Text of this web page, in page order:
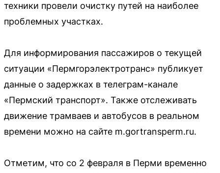
техники провели очистку путей на наиболее
проблемных участках.
Для информирования пассажиров о текущей
ситуации «Пермгорэлектротранс» публикует
данные о задержках в телеграм-канале
«Пермский транспорт». Также отслеживать
движение трамваев и автобусов в реальном
времени можно на сайте m.gortransperm.ru.
Отметим, что со 2 февраля в Перми временно